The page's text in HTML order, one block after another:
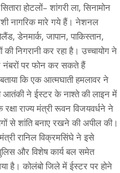
होटलों–शांगरी ला,सिनामोन
नागरिक मारे गये हैं। नेशनल
,डेनमार्क,जापान,पाकिस्तान,
की निगरानी कर रहा है। उच्चायोग ने
पर फोन कर सकते हैं
कि एक आत्मघाती हमलावर ने
आतंकी ने ईस्टर के नाश्ते की लाइन में
राज्य मंत्री रूवन विजयवर्धने ने
से शांति बनाए रखने की अपील की।
रानिल विक्रमसिंघे ने इसे
और विशेष कार्य बल समेत
है। कोलंबो जिले में ईस्टर पर होने